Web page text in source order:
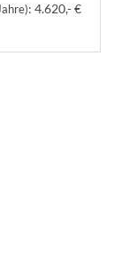
: 4.620,- €